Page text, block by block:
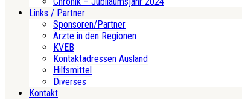
Links / Partner
Sponsoren/Partner
Ärzte in den Regionen
KVEB
Kontaktadressen Ausland
Hilfsmittel
Diverses
Kontakt